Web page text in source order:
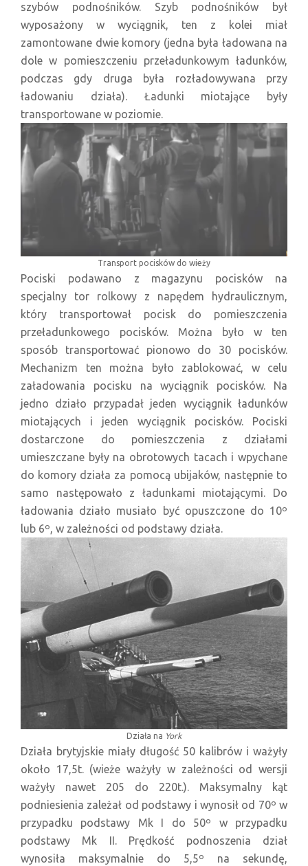
szybów podnośników. Szyb podnośników był
wyposażony w wyciągnik, ten z kolei miał
zamontowane dwie komory (jedna była ładowana na
dole w pomieszczeniu przeładunkowym ładunków,
podczas gdy druga była rozładowywana przy
ładowaniu działa). Ładunki miotające były
transportowane w poziomie.
Transport pocisków do wieży
Pociski podawano z magazynu pocisków na
specjalny tor rolkowy z napędem hydraulicznym,
który transportował pocisk do pomieszczenia
przeładunkowego pocisków. Można było w ten
sposób transportować pionowo do 30 pocisków.
Mechanizm ten można było zablokować, w celu
załadowania pocisku na wyciągnik pocisków. Na
jedno działo przypadał jeden wyciągnik ładunków
miotających i jeden wyciągnik pocisków. Pociski
dostarczone do pomieszczenia z działami
umieszczane były na obrotowych tacach i wpychane
do komory działa za pomocą ubijaków, następnie to
samo następowało z ładunkami miotającymi. Do
ładowania działo musiało być opuszczone do 10º
lub 6º, w zależności od podstawy działa.
Działa na York
Działa brytyjskie miały długość 50 kalibrów i ważyły
około 17,5t. (wieże ważyły w zależności od wersji
ważyły nawet 205 do 220t.). Maksymalny kąt
podniesienia zależał od podstawy i wynosił od 70º w
przypadku podstawy Mk I do 50º w przypadku
podstawy Mk II. Prędkość podnoszenia dział
wynosiła maksymalnie do 5,5º na sekundę,